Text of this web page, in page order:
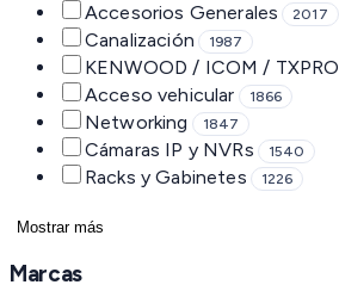
Accesorios Generales 2017
Canalización 1987
KENWOOD / ICOM / TXPRO
Acceso vehicular 1866
Networking 1847
Cámaras IP y NVRs 1540
Racks y Gabinetes 1226
Mostrar más
Marcas